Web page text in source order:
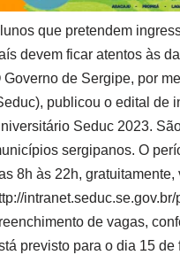
que pretendem
devem ficar atentos às
Governo de Sergipe, por
publicou o edital de
Seduc 2023.
sergipanos. O
8h às 22h,
de vagas,
previsto para o dia 15